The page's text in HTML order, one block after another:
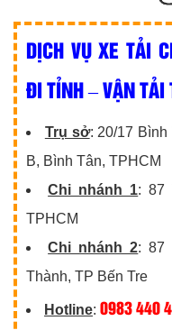
DỊCH VỤ XE TẢI
ĐI TỈNH – VẬN TẢI
Trụ sở: 20/17 Bình
B, Bình Tân, TPHCM
Chi nhánh 1: 87
TPHCM
Chi nhánh 2: 87
Thành, TP Bến Tre
Hotline: 0983 440